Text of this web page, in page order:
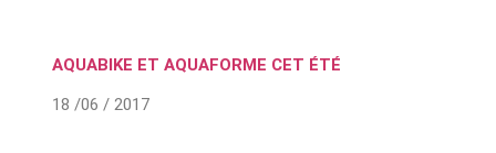
AQUABIKE ET AQUAFORME CET ÉTÉ
18 /06 / 2017